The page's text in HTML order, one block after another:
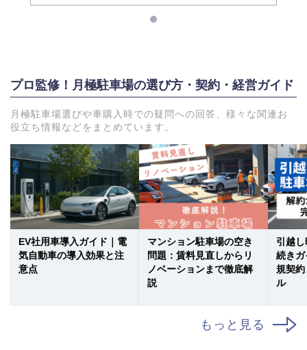
プロ監修！月極駐車場の選び方・契約・経営ガイド
月極駐車場選びや車購入時での疑問への回答、様々な関連お
役立ち情報などをまとめています。
EV社用車導入ガイド｜電
気自動車の導入効果と注
意点
マンション駐車場の空き
問題：賃料見直しからリ
ノベーションまで徹底解
説
引越
続き
規契
ル
もっと見る